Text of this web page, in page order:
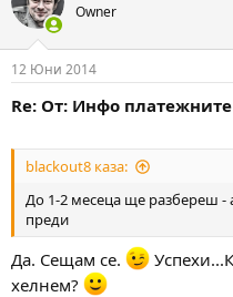
Owner
12 Юни 2014
Re: От: Инфо
blackout8 каза:
До 1-2 месеца ще разбереш -
преди
Да. Сещам се.
хелнем?